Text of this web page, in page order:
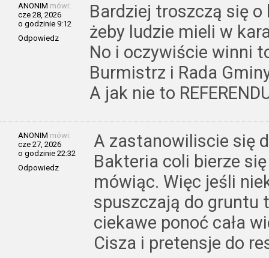
ANONIM mówi:
cze 28, 2026
o godzinie 9:12
Odpowiedz
Bardziej troszczą się
żeby ludzie mieli w
No i oczywiście winni
Burmistrz i Rada
A jak nie to
ANONIM mówi:
cze 27, 2026
o godzinie 22:32
Odpowiedz
A zastanowiliscie się
Bakteria coli bierze
mówiąc. Więc jeśli
spuszczają do gruntu
ciekawe ponoć cała
Cisza i pretensje do